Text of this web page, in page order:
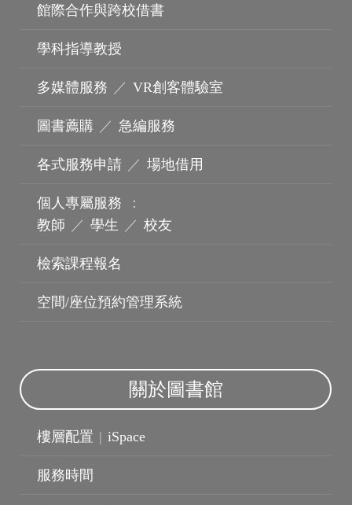
館際合作與跨校借書
學科指導教授
多媒體服務 ／ VR創客體驗室
圖書薦購 ／ 急編服務
各式服務申請 ／ 場地借用
個人專屬服務
：
教師 ／ 學生 ／ 校友
檢索課程報名
空間/座位預約管理系統
關於圖書館
樓層配置 | iSpace
服務時間